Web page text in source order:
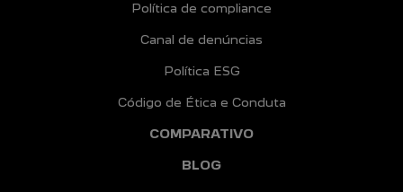
Política de compliance
Canal de denúncias
Política ESG
Código de Ética e Conduta
COMPARATIVO
BLOG